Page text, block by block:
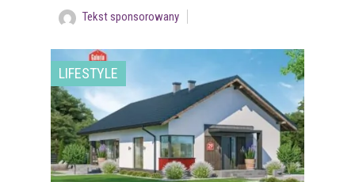
Tekst sponsorowany
LIFESTYLE